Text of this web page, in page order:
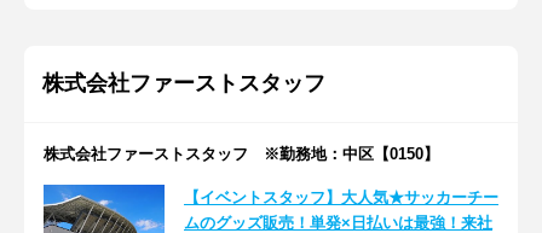
株式会社ファーストスタッフ
株式会社ファーストスタッフ ※勤務地：中区【0150】
【イベントスタッフ】大人気★サッカーチー
ムのグッズ販売！単発×日払いは最強！来社